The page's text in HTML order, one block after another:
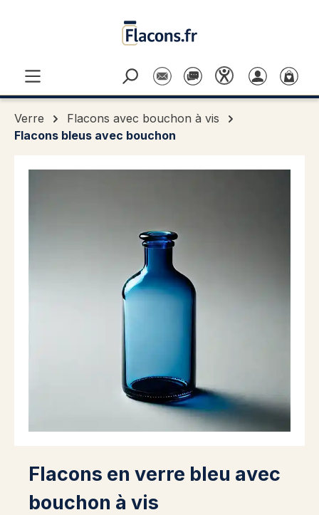
Verre
Flacons avec bouchon à vis
Flacons bleus avec bouchon
Flacons en verre bleu avec
bouchon à vis